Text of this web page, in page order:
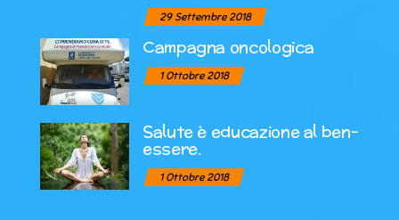
29 Settembre 2018
Campagna oncologica
1 Ottobre 2018
Salute è educazione al ben-
essere.
1 Ottobre 2018